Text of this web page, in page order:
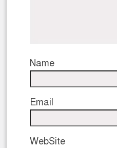
Name
Email
WebSite